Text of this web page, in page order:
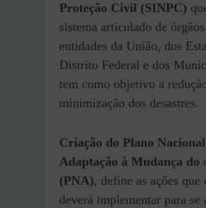
Proteção Civil (SINPC)
sistema articulado de
entidades da União, dos
Distrito Federal e dos
tem como objetivo a
minimização dos desastres.
Criação do Plano
Adaptação à Mudança do
(PNA), define as ações que
deverá implementar para se